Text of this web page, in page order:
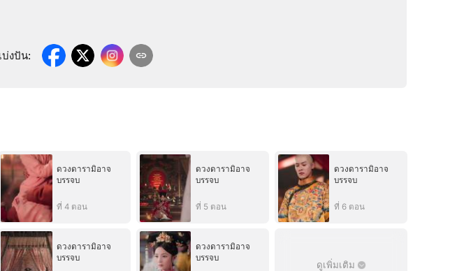
บ่งปัน:
ดวงดารามิอาจ
บรรจบ
ที่ 4 ตอน
ดวงดารามิอาจ
บรรจบ
ที่ 5 ตอน
ดวงดารามิอาจ
บรรจบ
ที่ 6 ตอน
ดวงดารามิอาจ
บรรจบ
ดวงดารามิอาจ
บรรจบ
ดูเพิ่มเติม